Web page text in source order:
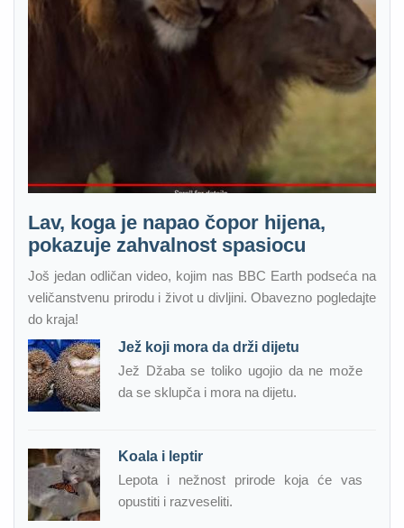
Lav, koga je napao čopor hijena,
pokazuje zahvalnost spasiocu
Još jedan odličan video, kojim nas BBC Earth podseća na
veličanstvenu prirodu i život u divljini. Obavezno pogledajte
do kraja!
Jež koji mora da drži dijetu
Jež Džaba se toliko ugojio da ne može
da se sklupča i mora na dijetu.
Koala i leptir
Lepota i nežnost prirode koja će vas
opustiti i razveseliti.